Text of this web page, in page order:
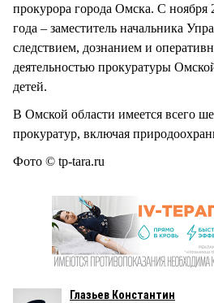
прокурора города Омска. С ноября
года – заместитель начальника
следствием, дознанием и
деятельностью прокуратуры
детей.
В Омской области имеется всего
прокуратур, включая
Фото © tp-tara.ru
Глазьев Константин